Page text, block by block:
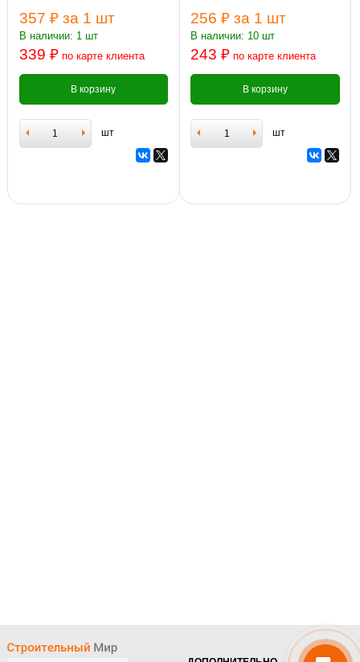
357 ₽ за 1 шт
В наличии: 1 шт
339 ₽ по карте клиента
В корзину
шт
256 ₽ за 1 шт
В наличии: 10 шт
243 ₽ по карте клиента
В корзину
шт